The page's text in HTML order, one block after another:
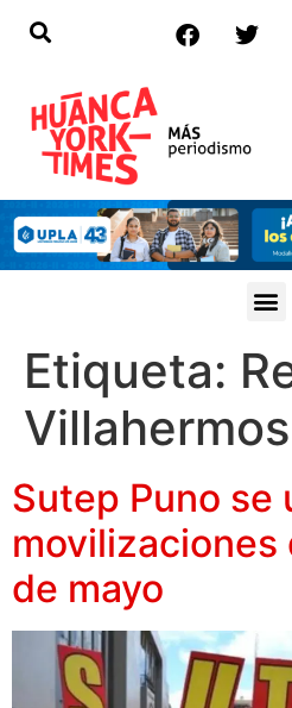
Etiqueta:
Villahermos
Sutep Puno se
movilizaciones
de mayo